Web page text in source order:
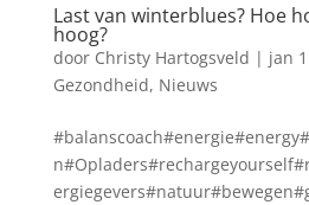
Last van winterblues? Hoe
hoog?
door Christy Hartogsveld | jan
Gezondheid, Nieuws